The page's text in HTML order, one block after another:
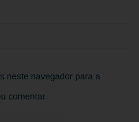
neste navegador para a
comentar.